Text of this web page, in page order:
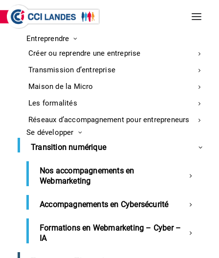
Entreprendre
Créer ou reprendre une entreprise
Transmission d’entreprise
Maison de la Micro
Les formalités
Réseaux d’accompagnement pour entrepreneurs
Se développer
Transition numérique
Nos accompagnements en
Webmarketing
Accompagnements en Cybersécurité
Formations en Webmarketing – Cyber –
IA
INCENDIES DE BISCARROSSE ET
PARENTIS-EN-BORN
informations sur la mobilisation
Comptabilité Gestion Formation continue
DSN : Établir la déclaration et
sécuriser ses pratiques
La Déclaration Sociale Nominative (DSN) est une obligation
légale essentielle mais complexe pour les entreprises.